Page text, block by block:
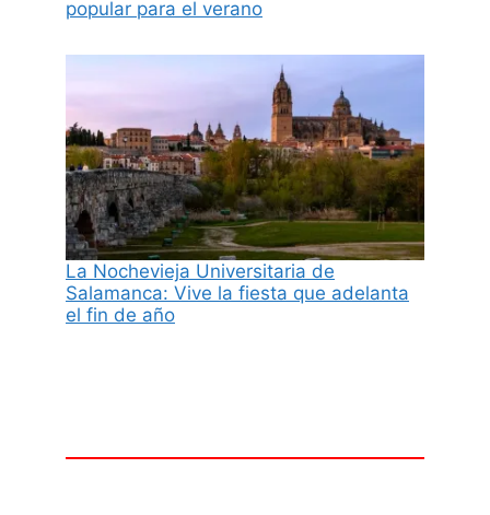
popular para el verano
La Nochevieja Universitaria de
Salamanca: Vive la fiesta que adelanta
el fin de año